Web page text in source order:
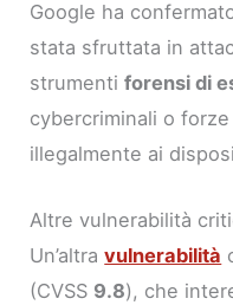
Google ha
stata sfruttata in
strumentiforensi di
cybercriminali o
illegalmente ai
Altre vulnerabilità
Un’altravulnerabilità
(CVSS 9.8), che